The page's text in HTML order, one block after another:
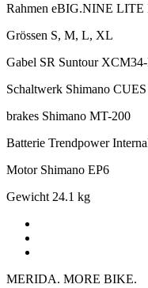
Rahmen eBIG.NINE LITE
Grössen S, M, L, XL
Gabel SR Suntour
Schaltwerk Shimano
brakes Shimano MT-200
Batterie Trendpower
Motor Shimano EP6
Gewicht 24.1 kg
MERIDA. MORE BIKE.